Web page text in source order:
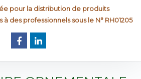
pour la distribution de produits
des professionnels sous le N° RH01205